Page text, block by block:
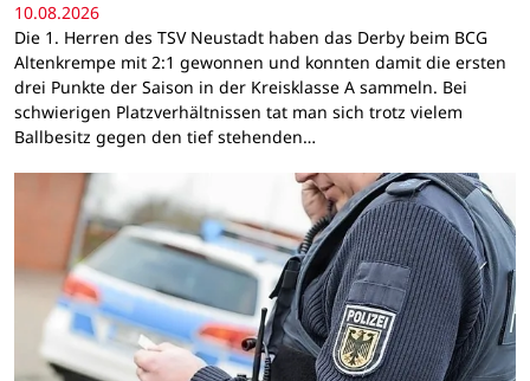
10.08.2026
Die 1. Herren des TSV Neustadt haben das Derby beim BCG
Altenkrempe mit 2:1 gewonnen und konnten damit die ersten
drei Punkte der Saison in der Kreisklasse A sammeln. Bei
schwierigen Platzverhältnissen tat man sich trotz vielem
Ballbesitz gegen den tief stehenden…